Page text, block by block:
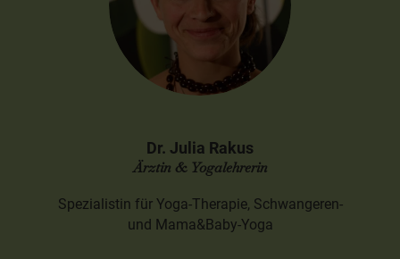
Dr. Julia Rakus
Ärztin & Yogalehrerin
Spezialistin für Yoga-Therapie, Schwangeren-
und Mama&Baby-Yoga